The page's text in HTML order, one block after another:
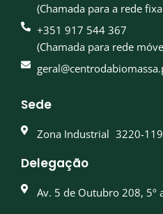
(Chamada para a rede
+351 917 544 367
(Chamada para rede
Sede
Zona Industrial 3220-
Delegação
Av. 5 de Outubro 208,